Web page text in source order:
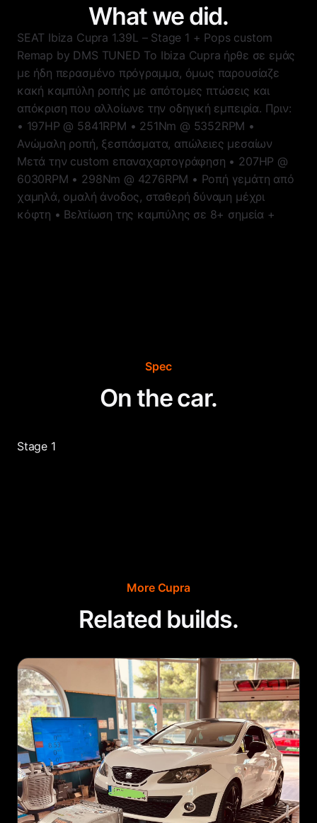
What we did.
SEAT Ibiza Cupra 1.39L – Stage 1 + Pops custom
Remap by DMS TUNED Το Ibiza Cupra ήρθε σε εμάς
με ήδη περασμένο πρόγραμμα, όμως παρουσίαζε
κακή καμπύλη ροπής με απότομες πτώσεις και
απόκριση που αλλοίωνε την οδηγική εμπειρία. Πριν:
• 197HP @ 5841RPM • 251Nm @ 5352RPM •
Ανώμαλη ροπή, ξεσπάσματα, απώλειες μεσαίων
Μετά την custom επαναχαρτογράφηση • 207HP @
6030RPM • 298Nm @ 4276RPM • Ροπή γεμάτη από
χαμηλά, ομαλή άνοδος, σταθερή δύναμη μέχρι
κόφτη • Βελτίωση της καμπύλης σε 8+ σημεία +
Spec
On the car.
Stage 1
More Cupra
Related builds.